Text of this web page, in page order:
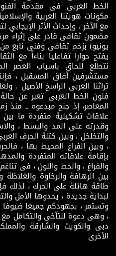
الخط العربى فى مقدمة
مكونات هويتنا العربية
مع الآخر ، وإحداث الأثر
يونيو) بزخم ثقافى وفنى نابع من
يفتح حوارا تفاعليا بناءاً مع
نتطلع للحاق باسباب العصر
مستشرفين آفاق المسقبل ،
تراثنا العربى الراسخ الأصيل .
فنون الخط العربى تعبر عن
المعاصر، إذ جنح مبدعوه ــ منذ
علاقات تشكيلية متفردة ما
وقدرته على المد والبسط ،
والتخلخل ، وبين كتلة الحرف
، وبين الفراغ المحيط بها ،
بإقامة علاقاته المتفردة
والفراغ ، والخط واللون ، فى
بين الرهافة والرخاوة
طاقة هائلة على الحرك ، لذلك
لبداية جديدة ، يحدوها الأمل
وتستمر ، بجهودكم جميعا
، وهى دعوة للتآخى والتكامل مع
دبى والكويت والشارقة
الأخرى